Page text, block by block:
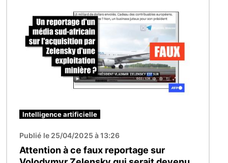
Intelligence artificielle
Publié le 25/04/2025 à 13:26
Attention à ce faux reportage sur